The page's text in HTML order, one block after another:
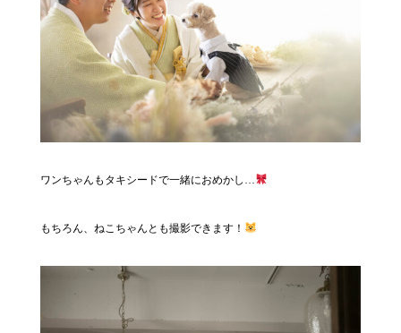
ワンちゃんもタキシードで一緒におめかし…
もちろん、ねこちゃんとも撮影できます！